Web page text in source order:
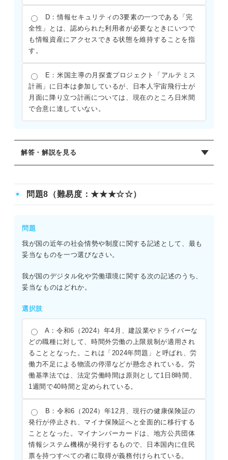
D：情報セキュリティの3要素の一つである「完
全性」とは、認められた利用者が必要なときにいつで
も情報資産にアクセスできる状態を維持することを指
す。
E：米国主導の月探査プロジェクト「アルテミス
計画」に日本は参加しているが、日本人宇宙飛行士が
月面に降り立つ計画については、現在のところ日米間
で合意に達していない。
解答・解説を見る
ペロブスカイト太陽電池は日本発の次世代技術であり、設
置場所の自由度が高い特徴を持つ。
である。
Cは不適切であり、IPv6は128ビットである。
Dは不適切であり、記述は「可用性」の説明である。
てすでに日米で合意されている。
問題8（難易度：★★★☆☆）
問題
我が国の近年の社会情勢や制度に関する記述として、最も
妥当なものを一つ選びなさい。
我が国のデジタル化や労働環境に関する次の記述のうち、
妥当なものはどれか。
選択肢
A：令和6（2024）年4月、建設業やドライバーな
どの職種に対して、時間外労働の上限規制が適用され
ることとなった。これは「2024年問題」と呼ばれ、労
働力不足による物流の停滞などが懸念されている。労
働基準法では、法定労働時間は原則として1日8時間、
1週間で40時間と定められている。
B：令和6（2024）年12月、現行の健康保険証の
発行が停止され、マイナ保険証へと全面的に移行する
こととなった。マイナンバーカードは、地方公共団体
情報システム機構が発行するもので、日本国内に住民
票を持つすべての者に取得が義務付けられている。